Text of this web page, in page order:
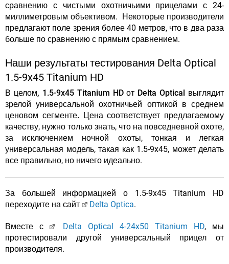
сравнению с чистыми охотничьими прицелами с 24-
миллиметровым объективом. Некоторые производители
предлагают поле зрения более 40 метров, что в два раза
больше по сравнению с прямым сравнением.
Наши результаты тестирования Delta Optical
1.5-9x45 Titanium HD
В целом, 1.5-9x45 Titanium HD от Delta Optical выглядит
зрелой универсальной охотничьей оптикой в ​​среднем
ценовом сегменте. Цена соответствует предлагаемому
качеству, нужно только знать, что на повседневной охоте,
за исключением ночной охоты, тонкая и легкая
универсальная модель, такая как 1.5-9x45, может делать
все правильно, но ничего идеально.
За большей информацией о 1.5-9x45 Titanium HD
переходите на сайт
Delta Optica.
Вместе с Delta Optical 4-24x50 Titanium HD, мы
протестировали другой универсальный прицел от
производителя.